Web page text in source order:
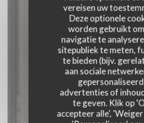
vereisen uw
Deze optionele
worden gebruikt
navigatie te
sitepubliek te meten,
te bieden (bijv.
aan sociale
advertenties of
te geven. Klik op
accepteer alle',
KROEG|